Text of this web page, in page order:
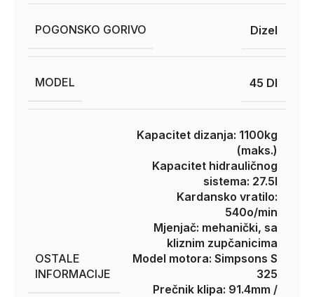
POGONSKO GORIVO Dizel
MODEL 45 DI
OSTALE
INFORMACIJE
Kapacitet dizanja: 1100kg
(maks.)
Kapacitet hidrauličnog
sistema: 27.5l
Kardansko vratilo:
540o/min
Mjenjač: mehanički, sa
kliznim zupčanicima
Model motora: Simpsons S
325
Prečnik klipa: 91.4mm /